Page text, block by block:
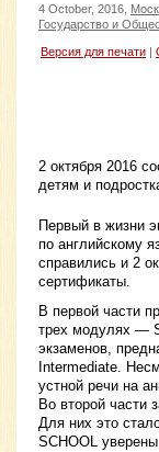
4 October, 2016,
Государство и
Версия для печати
2 октября 2016
детям и
Первый в жизни
по английскому
справились и 2
сертификаты.
В первой части
трех модулях —
экзаменов,
Intermediate.
устной речи на
Во второй части
Для них это
SCHOOL